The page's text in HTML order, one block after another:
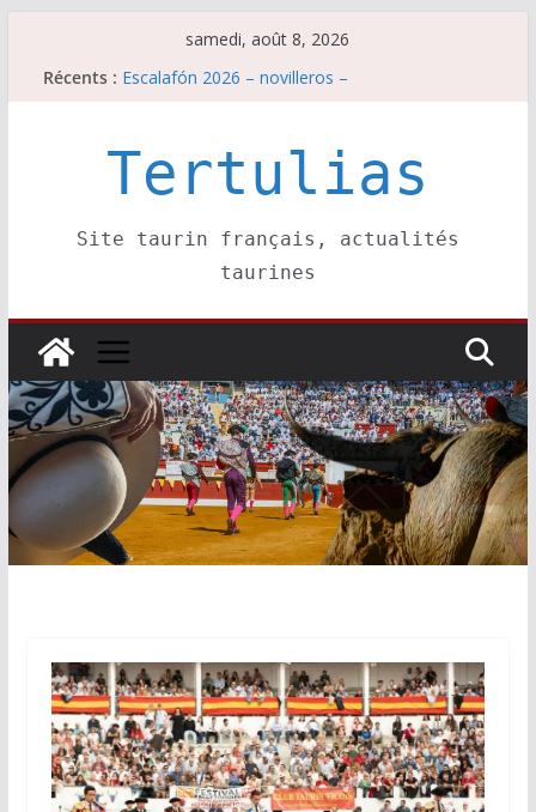
samedi, août 8, 2026
Récents : Escalafón 2026 – novilleros –
Les brèves du vendredi 7 août
Escalafón 2026 – matadors de toros-
Tertulias
Site taurin français, actualités
taurines